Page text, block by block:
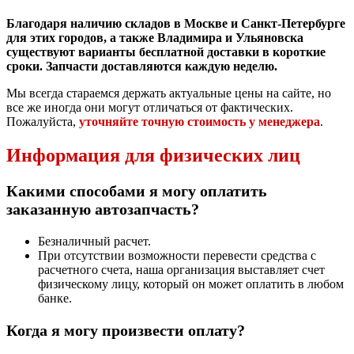
Благодаря наличию складов в Москве и Санкт-Петербурге
для этих городов, а также Владимира и Ульяновска
существуют варианты бесплатной доставки в короткие
сроки. Запчасти доставляются каждую неделю.
Мы всегда стараемся держать актуальные цены на сайте, но
все же иногда они могут отличаться от фактических.
Пожалуйста, уточняйте точную стоимость у менеджера.
Информация для физических лиц
Какими способами я могу оплатить
заказанную автозапчасть?
Безналичный расчет.
При отсутствии возможности перевести средства с
расчетного счета, наша организация выставляет счет
физическому лицу, который он может оплатить в любом
банке.
Когда я могу произвести оплату?